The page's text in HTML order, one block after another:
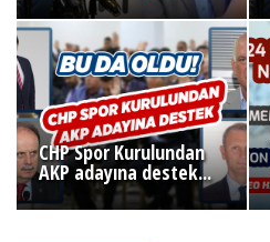
CHP Spor Kurulundan
AKP adayına destek...